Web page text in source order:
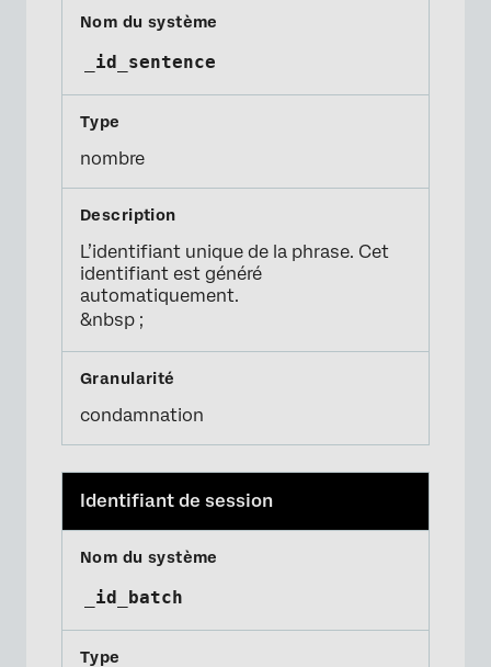
_id_sentence
nombre
L’identifiant unique de la phrase. Cet
identifiant est généré
automatiquement.
&nbsp ;
condamnation
Identifiant de session
_id_batch